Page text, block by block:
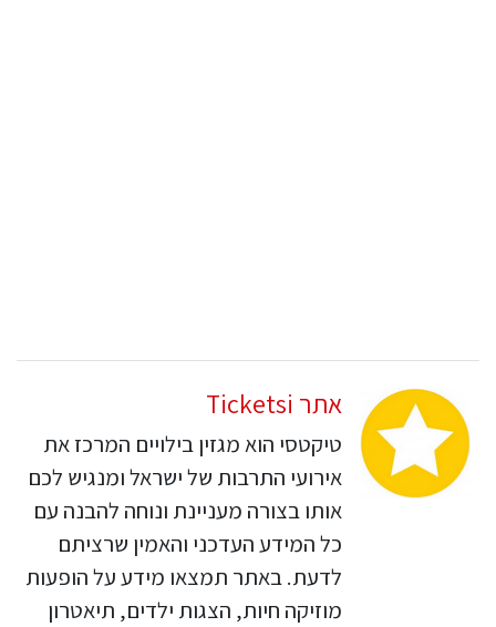
אתר Ticketsi
טיקטסי הוא מגזין בילויים המרכז את
אירועי התרבות של ישראל ומנגיש לכם
אותו בצורה מעניינת ונוחה להבנה עם
כל המידע העדכני והאמין שרציתם
לדעת. באתר תמצאו מידע על הופעות
מוזיקה חיות, הצגות ילדים, תיאטרון